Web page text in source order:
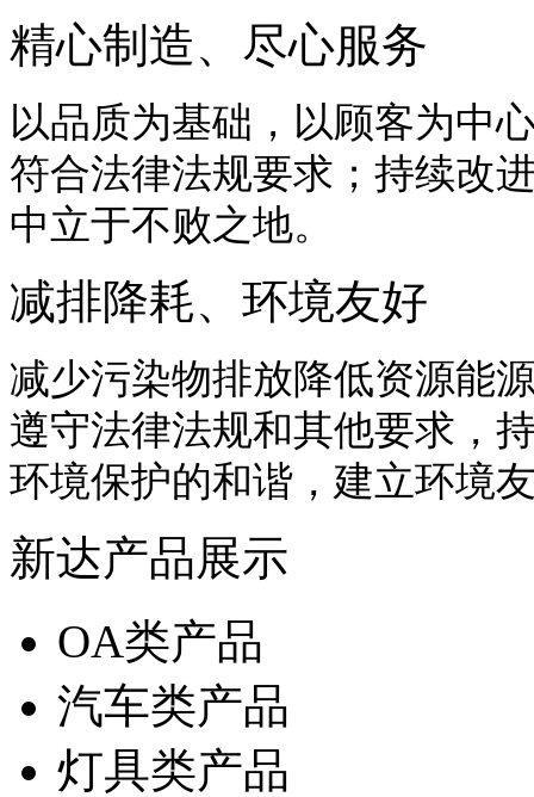
精心制造、尽心服务
以品质为基础，以顾客为中
符合法律法规要求；持续改
中立于不败之地。
减排降耗、环境友好
减少污染物排放降低资源能
遵守法律法规和其他要求，
环境保护的和谐，建立环境
新达产品展示
OA类产品
汽车类产品
灯具类产品